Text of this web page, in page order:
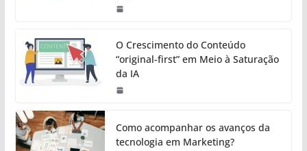
O Crescimento do Conteúdo
“original-first” em Meio à Saturação
da IA
Como acompanhar os avanços da
tecnologia em Marketing?